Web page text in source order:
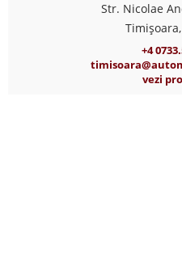
Str. Nicolae
+4
vezi